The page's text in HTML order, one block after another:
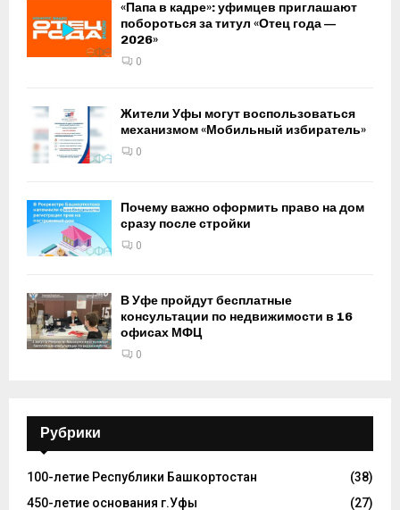
«Папа в кадре»: уфимцев приглашают
побороться за титул «Отец года —
2026»
0
Жители Уфы могут воспользоваться
механизмом «Мобильный избиратель»
0
Почему важно оформить право на дом
сразу после стройки
0
В Уфе пройдут бесплатные
консультации по недвижимости в 16
офисах МФЦ
0
Рубрики
100-летие Республики Башкортостан
(38)
450-летие основания г.Уфы
(27)